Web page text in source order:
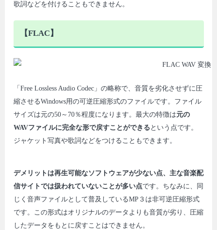
歌詞などを付けることもできません。
【FLAC】
「Free Lossless Audio Codec」の略称で、音質を劣化させずに圧
縮させるWindows用の可逆圧縮形式のファイルです。ファイル
サイズは元の50～70％程度になります。最大の特徴は元の
WAVファイルに完全な形で戻すことができる という点です。
ジャケット写真や歌詞などをつけることもできます。
デメリットは再生可能なソフトウェアが少ない点、主な音楽配
信サイトでは扱われていないことが多い点です。ちなみに、同
じく音声ファイルとして普及しているMP３は非可逆圧縮形式
です。この形式はオリジナルのデータよりも音質が劣り、圧縮
したデータをもとに戻すことはできません。